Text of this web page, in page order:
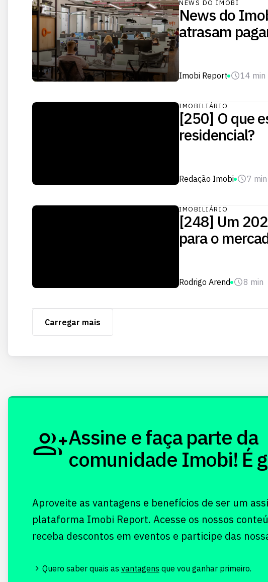
NEWS DO IMOBI
News do
atrasam
Imobi Report 14 min
IMOBILIÁRIO
[250] O que
residencial?
Redação Imobi 7 min
IMOBILIÁRIO
[248] Um
para o
Rodrigo Arend 8 min
Carregar mais
Assine e faça parte da
comunidade Imobi! É
Aproveite as vantagens e benefícios de ser um
plataforma Imobi Report. Acesse os nossos
receba descontos em eventos e participe das
Quero saber quais as vantagens que vou ganhar primeiro.